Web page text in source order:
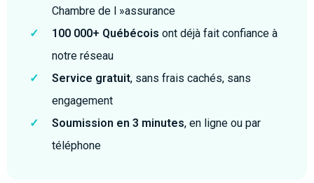
Chambre de l »assurance
✓
100 000+ Québécois ont déjà fait confiance à
notre réseau
✓
Service gratuit, sans frais cachés, sans
engagement
✓
Soumission en 3 minutes, en ligne ou par
téléphone